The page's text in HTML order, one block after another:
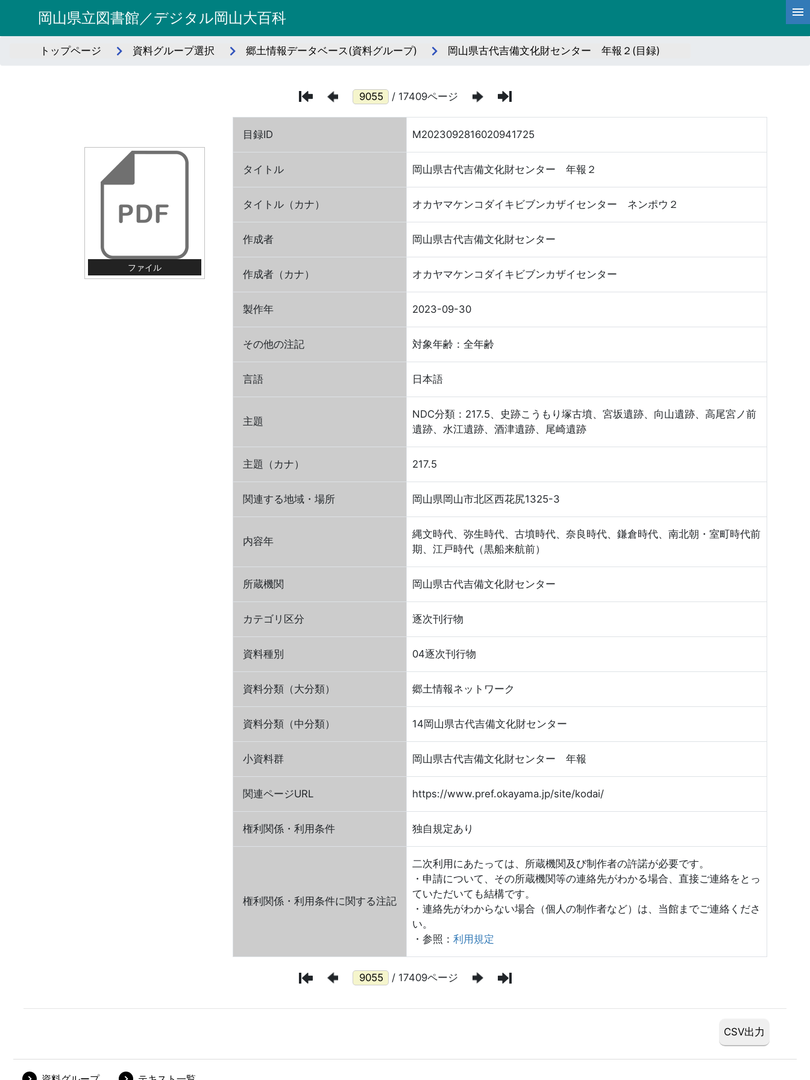
岡山県立図書館／デジタル岡山大百科
トップページ 資料グループ選択 郷土情報データベース(資料グループ) 岡山県古代吉備文化財センター 年報２(目録)
/ 17409ページ
ファイル
目録ID M2023092816020941725
タイトル 岡山県古代吉備文化財センター 年報２
タイトル（カナ） オカヤマケンコダイキビブンカザイセンター ネンポウ２
作成者 岡山県古代吉備文化財センター
作成者（カナ） オカヤマケンコダイキビブンカザイセンター
製作年 2023-09-30
その他の注記 対象年齢：全年齢
言語 日本語
主題
NDC分類：217.5、史跡こうもり塚古墳、宮坂遺跡、向山遺跡、高尾宮ノ前
遺跡、水江遺跡、酒津遺跡、尾崎遺跡
主題（カナ） 217.5
関連する地域・場所 岡山県岡山市北区西花尻1325-3
内容年
縄文時代、弥生時代、古墳時代、奈良時代、鎌倉時代、南北朝・室町時代前
期、江戸時代（黒船来航前）
所蔵機関 岡山県古代吉備文化財センター
カテゴリ区分 逐次刊行物
資料種別 04逐次刊行物
資料分類（大分類） 郷土情報ネットワーク
資料分類（中分類） 14岡山県古代吉備文化財センター
小資料群 岡山県古代吉備文化財センター 年報
関連ページURL https://www.pref.okayama.jp/site/kodai/
権利関係・利用条件 独自規定あり
権利関係・利用条件に関する注記
二次利用にあたっては、所蔵機関及び制作者の許諾が必要です。
・申請について、その所蔵機関等の連絡先がわかる場合、直接ご連絡をとっ
ていただいても結構です。
・連絡先がわからない場合（個人の制作者など）は、当館までご連絡くださ
い。
・参照： 利用規定
/ 17409ページ